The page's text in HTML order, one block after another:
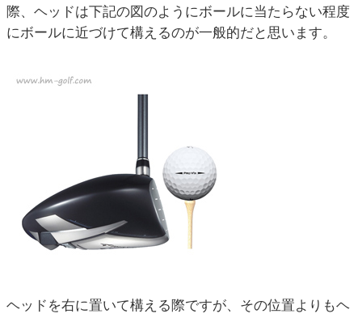
際、ヘッドは下記の図のようにボールに当たらない程度
にボールに近づけて構えるのが一般的だと思います。
ヘッドを右に置いて構える際ですが、その位置よりもヘ